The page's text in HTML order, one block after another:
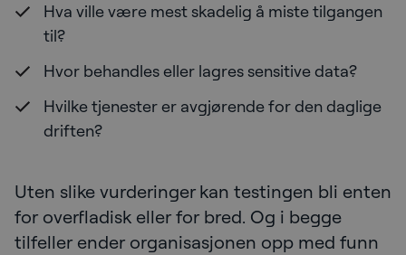
Hva ville være mest skadelig å miste tilgangen
til?
Hvor behandles eller lagres sensitive data?
Hvilke tjenester er avgjørende for den daglige
driften?
Uten slike vurderinger kan testingen bli enten
for overfladisk eller for bred. Og i begge
tilfeller ender organisasjonen opp med funn